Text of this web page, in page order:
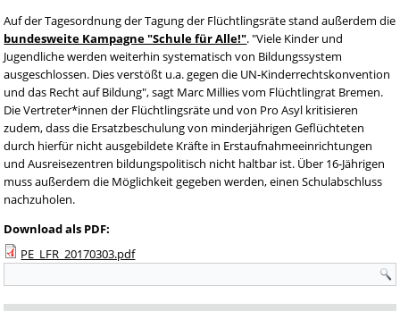
Auf der Tagesordnung der Tagung der Flüchtlingsräte stand außerdem die
bundesweite Kampagne "Schule für Alle!". "Viele Kinder und
Jugendliche werden weiterhin systematisch von Bildungssystem
ausgeschlossen. Dies verstößt u.a. gegen die UN-Kinderrechtskonvention
und das Recht auf Bildung", sagt Marc Millies vom Flüchtlingrat Bremen.
Die Vertreter*innen der Flüchtlingsräte und von Pro Asyl kritisieren
zudem, dass die Ersatzbeschulung von minderjährigen Geflüchteten
durch hierfür nicht ausgebildete Kräfte in Erstaufnahmeeinrichtungen
und Ausreisezentren bildungspolitisch nicht haltbar ist. Über 16-Jährigen
muss außerdem die Möglichkeit gegeben werden, einen Schulabschluss
nachzuholen.
Download als PDF:
PE_LFR_20170303.pdf
Suchformular